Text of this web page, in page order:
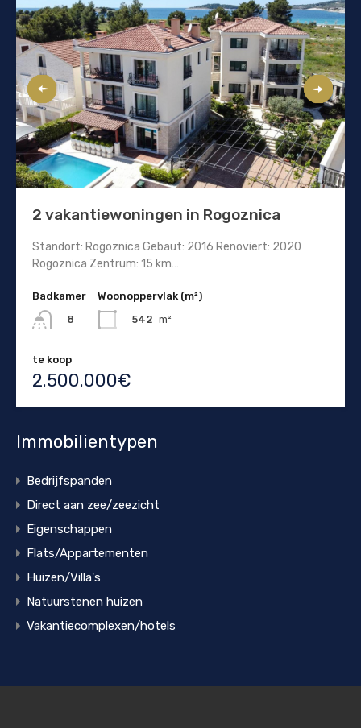
2 vakantiewoningen in Rogoznica
Standort: Rogoznica Gebaut: 2016 Renoviert: 2020
Rogoznica Zentrum: 15 km…
Badkamer
8
Woonoppervlak (m²)
542 m²
te koop
2.500.000€
Immobilientypen
Bedrijfspanden
Direct aan zee/zeezicht
Eigenschappen
Flats/Appartementen
Huizen/Villa's
Natuurstenen huizen
Vakantiecomplexen/hotels